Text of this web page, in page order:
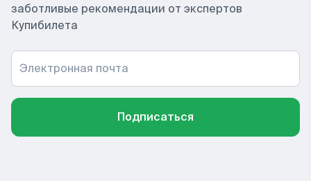
заботливые рекомендации от экспертов
Купибилета
Электронная почта
Подписаться